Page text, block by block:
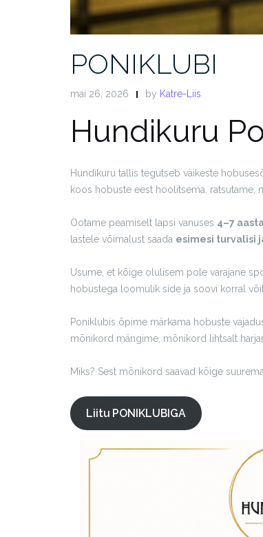
PONIKLUBI
mai 26, 2026 by Katre-Liis
Hundikuru
Hundikuru tallis tegutseb väikeste
koos hobuste eest hoolitsema, ratsutame,
Ootame peamiselt lapsi vanuses 4–7
lastele võimalust saada esimesi turvalisi
Usume, et kõige olulisem pole varajane
hobustega loomulik side ja soovi korral
Poniklubis õpime märkama hobuste
mõnikord mängime, mõnikord lihtsalt
Miks? Sest mõnikord saavad kõige
Liitu PONIKLUBIGA